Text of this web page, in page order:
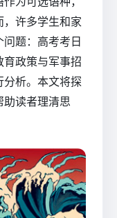
许多学生和家
题：高考考日
政策与军事招
析。本文将探
读者理清思